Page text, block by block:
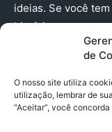
de
O nosso site utiliza
utilização, lembrar de
“Aceitar”, você
ideias. Se você
história que
(91) 98224 -